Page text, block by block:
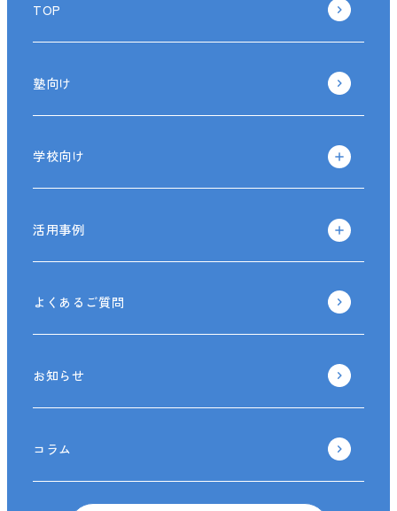
TOP
塾向け
学校向け
活用事例
よくあるご質問
お知らせ
コラム